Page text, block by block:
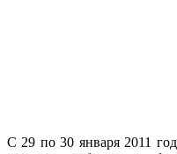
C 29 по 30 января 2011